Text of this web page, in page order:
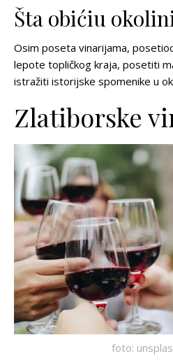
Šta obićiu
Osim poseta vinarijama,
lepote topličkog kraja, posetiti
istražiti istorijske spomenike u
Zlatiborske
foto: